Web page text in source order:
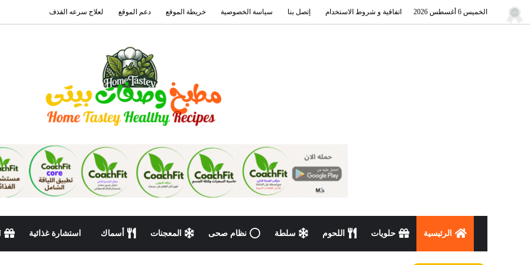
الخميس 6 أغسطس 2026 اتفاقية و شروط الاستخدام إتصل بنا سياسة الخصوصية خريطة الموقع دعم الموقع لعلاج سرعه القذف
الرئيسية حلويات اللحوم سلطة نظام صحى المعجنات أسماك استشارة غذائية